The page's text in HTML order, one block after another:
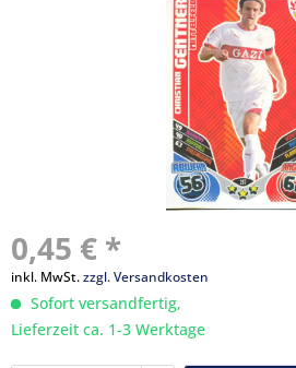
0,45 € *
inkl. MwSt.zzgl. Versandkosten
Sofort versandfertig,
Lieferzeit ca. 1-3 Werktage